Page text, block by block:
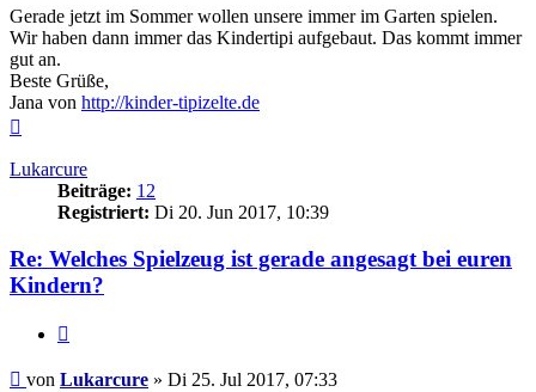
Gerade jetzt im Sommer wollen unsere immer im Garten spielen.
Wir haben dann immer das Kindertipi aufgebaut. Das kommt immer
gut an.
Beste Grüße,
Jana von http://kinder-tipizelte.de
Lukarcure
Beiträge: 12
Registriert: Di 20. Jun 2017, 10:39
Re: Welches Spielzeug ist gerade angesagt bei euren
Kindern?
Beitrag
von Lukarcure » Di 25. Jul 2017, 07:33